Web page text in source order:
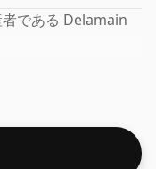
である Delamain